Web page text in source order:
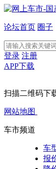
论坛首页 圈子
登录 注册
APP下载
扫描二维码下
网站地图
车市频道
车
报